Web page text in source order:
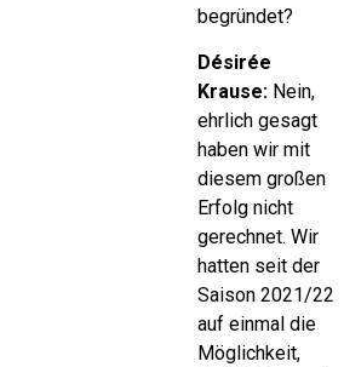
begründet?
Désirée
Krause:Nein,
ehrlich gesagt
haben wir mit
diesem großen
Erfolg nicht
gerechnet. Wir
hatten seit der
Saison 2021/22
auf einmal die
Möglichkeit,